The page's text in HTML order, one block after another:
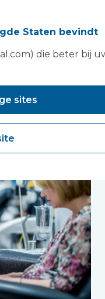
ook
Staten bevindt
die beter bij
sites